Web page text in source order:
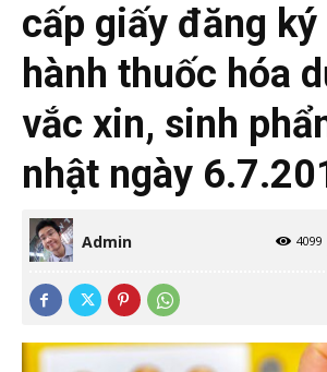
cấp giấy đăng ký
hành thuốc hóa
vắc xin, sinh
nhật ngày
Admin 4099